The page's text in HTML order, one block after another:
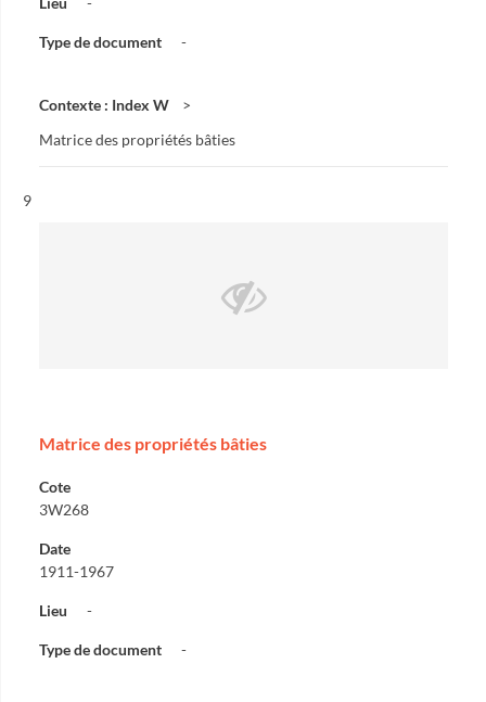
Type de document -
Contexte : Index W
Matrice des propriétés bâties
Résultat n°
9
Matrice des propriétés bâties
Cote
3W268
Date
1911-1967
Lieu -
Type de document -